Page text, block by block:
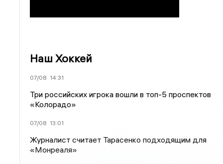
Наш Хоккей
07/08 14:31
Три российских игрока вошли в топ-5 проспектов
«Колорадо»
07/08 13:01
Журналист считает Тарасенко подходящим для
«Монреаля»